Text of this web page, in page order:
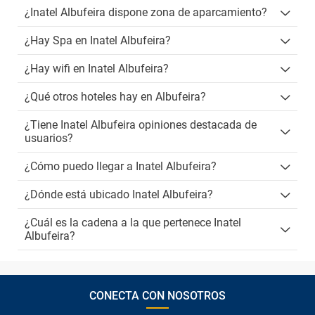
¿Inatel Albufeira dispone zona de aparcamiento?
¿Hay Spa en Inatel Albufeira?
¿Hay wifi en Inatel Albufeira?
¿Qué otros hoteles hay en Albufeira?
¿Tiene Inatel Albufeira opiniones destacada de
usuarios?
¿Cómo puedo llegar a Inatel Albufeira?
¿Dónde está ubicado Inatel Albufeira?
¿Cuál es la cadena a la que pertenece Inatel
Albufeira?
CONECTA CON NOSOTROS